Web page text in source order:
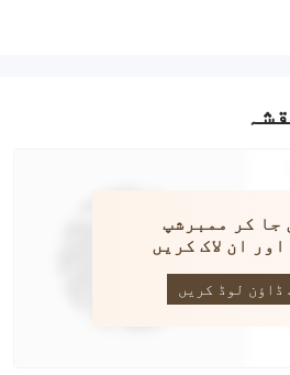
جا کر ممبرشپ
ان لاک کریں
ڈاؤن لوڈ کریں
Vortex FX